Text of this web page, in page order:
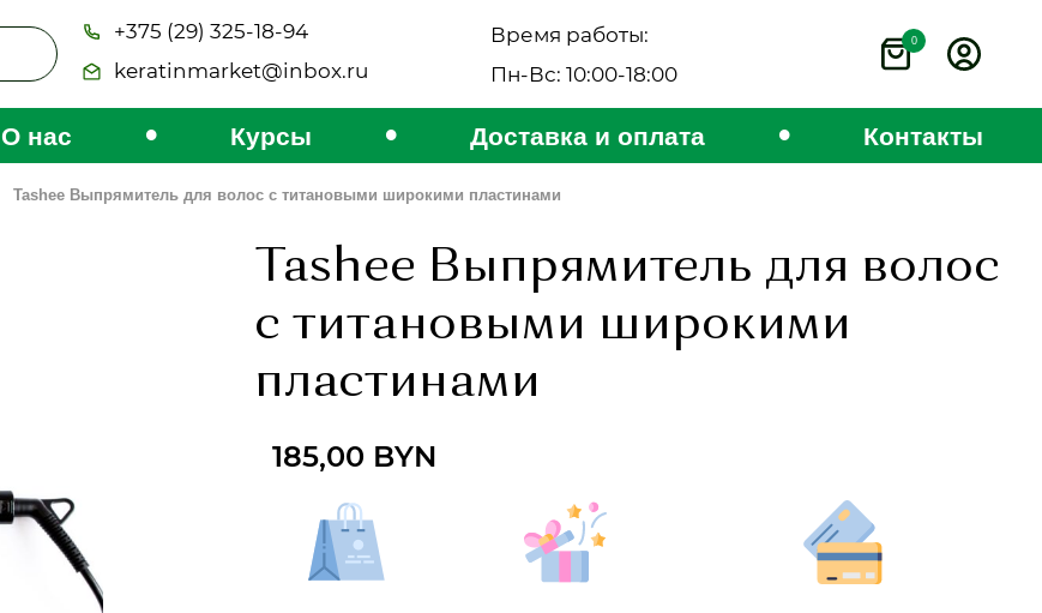
+375 (29) 325-18-94
keratinmarket@inbox.ru
Время работы:
Пн-Вс: 10:00-18:00
0
О нас • Курсы • Доставка и оплата • Контакты
Tashee Выпрямитель для волос с титановыми широкими пластинами
Tashee Выпрямитель для волос
с титановыми широкими
пластинами
185,00 BYN